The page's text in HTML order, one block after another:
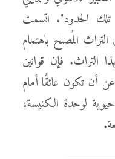
تلك الحدود". اتسمت
المُصلح باهتمام
التراث. فإن قوانين
أن تكون عائقًا أمام
لوحدة الكنيسة،